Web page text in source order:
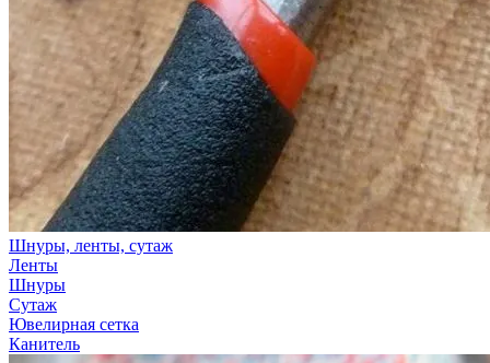
Шнуры, ленты, сутаж
Ленты
Шнуры
Сутаж
Ювелирная сетка
Канитель